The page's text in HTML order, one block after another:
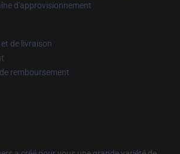
d'approvisionnement
de livraison
remboursement